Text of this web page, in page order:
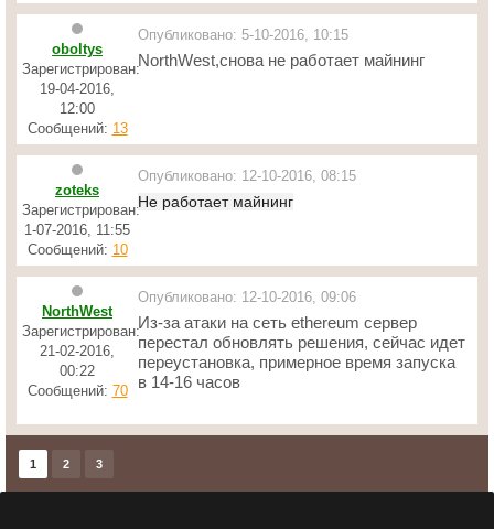
oboltys
Зарегистрирован:
19-04-2016,
12:00
Сообщений: 13
Опубликовано: 5-10-2016, 10:15
NorthWest,снова не работает майнинг
zoteks
Зарегистрирован:
1-07-2016, 11:55
Сообщений: 10
Опубликовано: 12-10-2016, 08:15
Не работает майнинг
NorthWest
Зарегистрирован:
21-02-2016,
00:22
Сообщений: 70
Опубликовано: 12-10-2016, 09:06
Из-за атаки на сеть ethereum сервер
перестал обновлять решения, сейчас идет
переустановка, примерное время запуска
в 14-16 часов
1 2 3